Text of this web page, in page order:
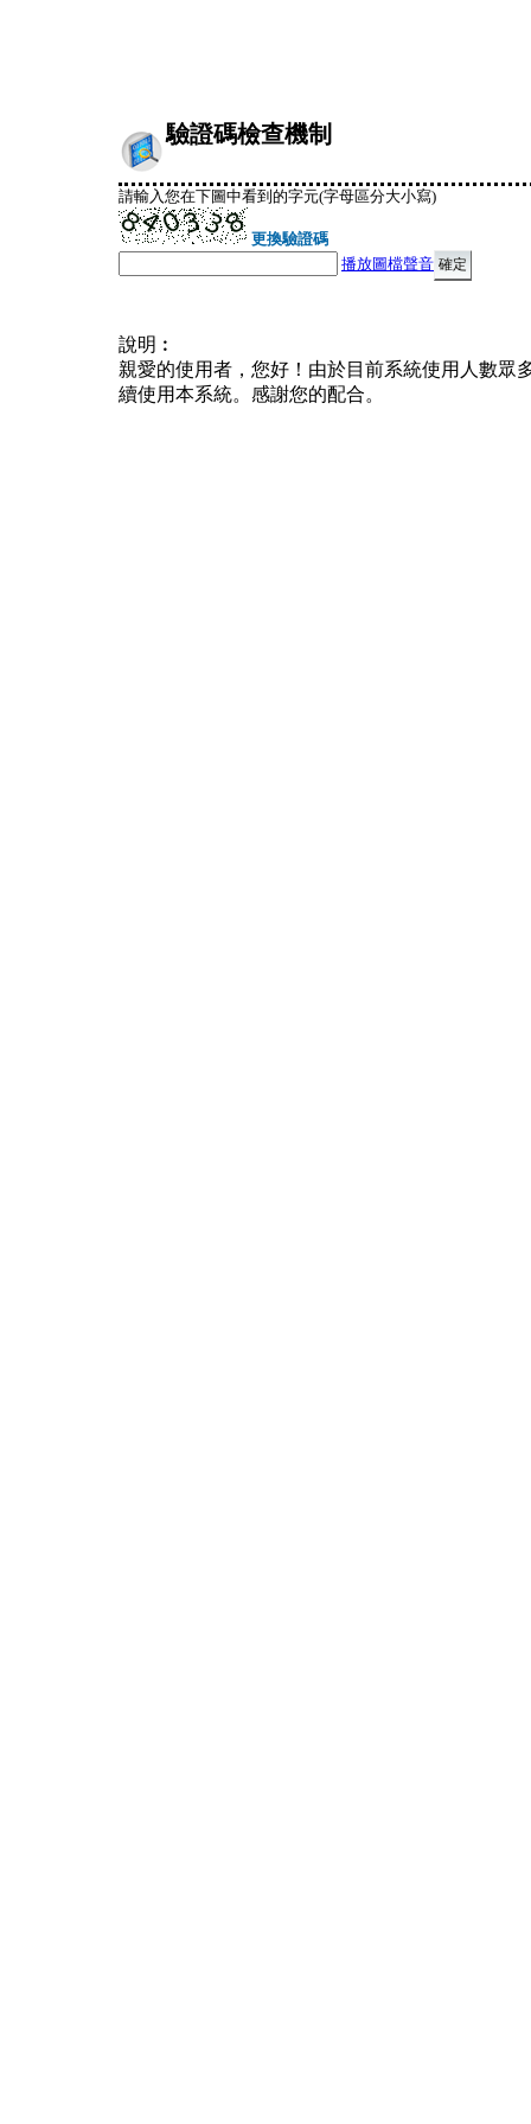
驗證碼檢查機制
請輸入您在下圖中看到的字元(字母區分大小寫)
更換驗證碼
播放圖檔聲音
說明︰
親愛的使用者，您好！由於目前系統使用人數眾
續使用本系統。感謝您的配合。